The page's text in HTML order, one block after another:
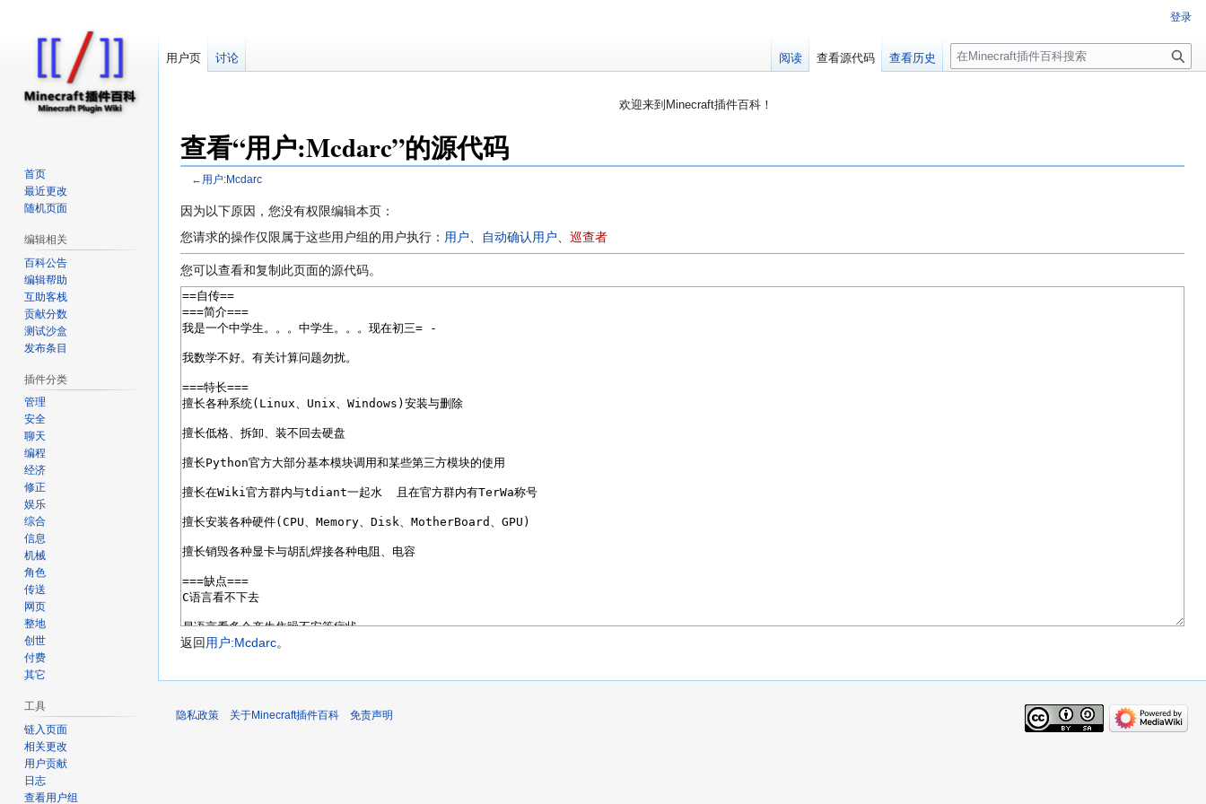
欢迎来到Minecraft插件百科！
因近日遭受攻击，百科现已限制编辑，有意编辑请加入插件百科企鹅群：223812289
查看“用户:Mcdarc”的源代码
← 用户:Mcdarc
跳
转
导
航
跳
转
搜
索
因为以下原因，您没有权限编辑本页：
您请求的操作仅限属于这些用户组的用户执行： 用户 自动确认用户 巡查者
您可以查看和复制此页面的源代码。
返回用户:Mcdarc。
登录
用户页 讨论 阅读 查看源代码 查看历史
搜
索
首页
最近更改
随机页面
编辑相关
百科公告
编辑帮助
互助客栈
贡献分数
测试沙盒
发布条目
插件分类
管理
安全
聊天
编程
经济
修正
娱乐
综合
信息
机械
角色
传送
网页
整地
创世
付费
其它
工具
链入页面
相关更改
用户贡献
日志
查看用户组
隐私政策 关于Minecraft插件百科 免责声明